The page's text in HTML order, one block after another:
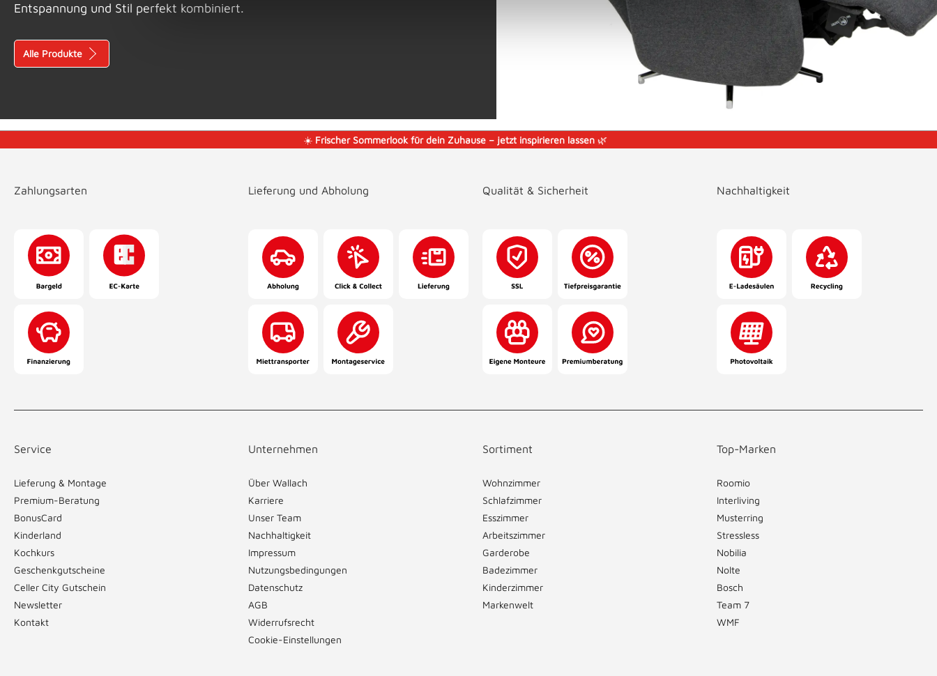
Entspannung und Stil perfekt kombiniert.
Alle Produkte
☀️ Frischer Sommerlook für dein Zuhause – jetzt inspirieren lassen 🌿
Zahlungsarten Lieferung und Abholung Qualität & Sicherheit Nachhaltigkeit
Service
Lieferung & Montage
Premium-Beratung
BonusCard
Kinderland
Kochkurs
Geschenkgutscheine
Celler City Gutschein
Newsletter
Kontakt
Unternehmen
Über Wallach
Karriere
Unser Team
Nachhaltigkeit
Impressum
Nutzungsbedingungen
Datenschutz
AGB
Widerrufsrecht
Cookie-Einstellungen
Sortiment
Wohnzimmer
Schlafzimmer
Esszimmer
Arbeitszimmer
Garderobe
Badezimmer
Kinderzimmer
Markenwelt
Top-Marken
Roomio
Interliving
Musterring
Stressless
Nobilia
Nolte
Bosch
Team 7
WMF